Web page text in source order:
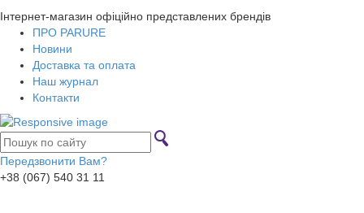
Інтернет-магазин офіційно представлених брендів
ПРО PARURE
Новини
Доставка та оплата
Наш журнал
Контакти
Передзвонити Вам?
+38 (067) 540 31 11